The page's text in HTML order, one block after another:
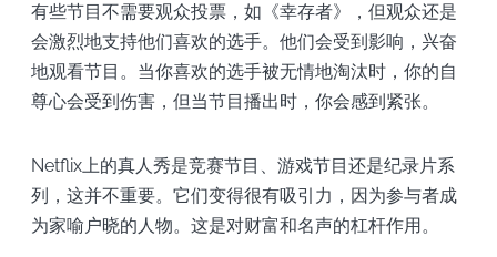
有些节目不需要观众投票，如《幸存者》，但观众还是
会激烈地支持他们喜欢的选手。他们会受到影响，兴奋
地观看节目。当你喜欢的选手被无情地淘汰时，你的自
尊心会受到伤害，但当节目播出时，你会感到紧张。
Netflix上的真人秀是竞赛节目、游戏节目还是纪录片系
列，这并不重要。它们变得很有吸引力，因为参与者成
为家喻户晓的人物。这是对财富和名声的杠杆作用。